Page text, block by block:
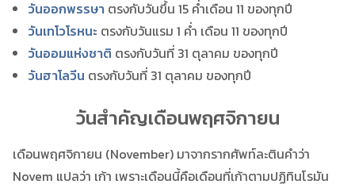
วันออกพรรษา ตรงกับวันขึ้น 15 ค่ำเดือน 11 ของทุกปี
วันเทโวโรหนะ ตรงกับวันแรม 1 ค่ำ เดือน 11 ของทุกปี
วันออมแห่งชาติ ตรงกับวันที่ 31 ตุลาคม ของทุกปี
วันฮาโลวีน ตรงกับวันที่ 31 ตุลาคม ของทุกปี
วันสำคัญเดือนพฤศจิกายน
เดือนพฤศจิกายน (November) มาจากรากศัพท์ละตินคำว่า
Novem แปลว่า เก้า เพราะเดือนนี้คือเดือนที่เก้าตามปฏิทินโรมัน